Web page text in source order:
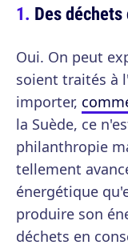
Des
Oui. On peut
soient traités à
importer,
la Suède, ce
philanthropie
tellement
énergétique
produire son
déchets en